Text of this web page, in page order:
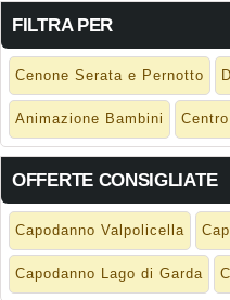
FILTRA PER
Cenone Serata e Pernotto
Animazione Bambini
OFFERTE CONSIGLIATE
Capodanno Valpolicella
Capodanno Lago di Garda